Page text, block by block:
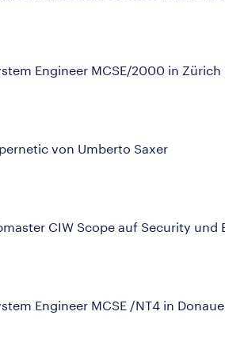
Engineer MCSE/2000 in Zürich
von Umberto Saxer
CIW Scope auf Security und
Engineer MCSE /NT4 in